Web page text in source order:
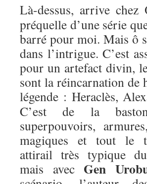
Là-dessus, arrive
préquelle d’une série
barré pour moi. Mais ô
dans l’intrigue. C’est
pour un artefact divin,
sont la réincarnation de
légende : Heraclès,
C’est de la
superpouvoirs,
magiques et tout le
attirail très typique
mais avec Gen